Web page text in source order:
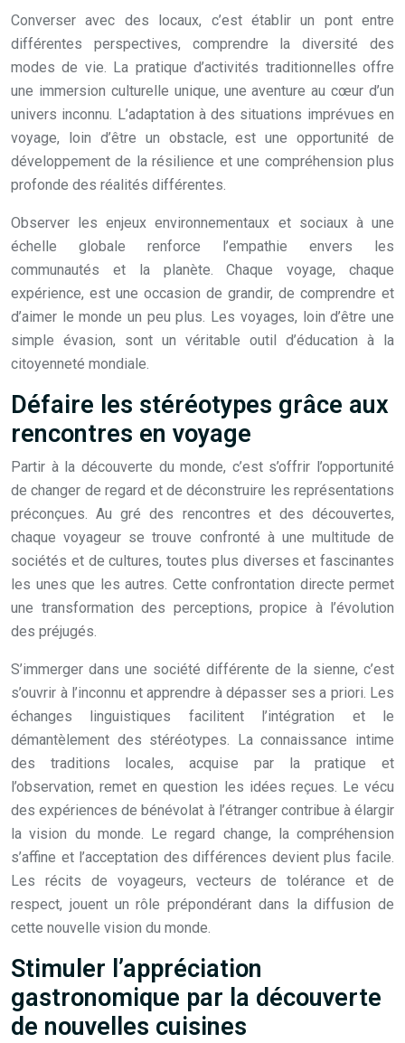
Converser avec des locaux, c’est établir un pont entre
différentes perspectives, comprendre la diversité des
modes de vie. La pratique d’activités traditionnelles offre
une immersion culturelle unique, une aventure au cœur d’un
univers inconnu. L’adaptation à des situations imprévues en
voyage, loin d’être un obstacle, est une opportunité de
développement de la résilience et une compréhension plus
profonde des réalités différentes.
Observer les enjeux environnementaux et sociaux à une
échelle globale renforce l’empathie envers les
communautés et la planète. Chaque voyage, chaque
expérience, est une occasion de grandir, de comprendre et
d’aimer le monde un peu plus. Les voyages, loin d’être une
simple évasion, sont un véritable outil d’éducation à la
citoyenneté mondiale.
Défaire les stéréotypes grâce aux
rencontres en voyage
Partir à la découverte du monde, c’est s’offrir l’opportunité
de changer de regard et de déconstruire les représentations
préconçues. Au gré des rencontres et des découvertes,
chaque voyageur se trouve confronté à une multitude de
sociétés et de cultures, toutes plus diverses et fascinantes
les unes que les autres. Cette confrontation directe permet
une transformation des perceptions, propice à l’évolution
des préjugés.
S’immerger dans une société différente de la sienne, c’est
s’ouvrir à l’inconnu et apprendre à dépasser ses a priori. Les
échanges linguistiques facilitent l’intégration et le
démantèlement des stéréotypes. La connaissance intime
des traditions locales, acquise par la pratique et
l’observation, remet en question les idées reçues. Le vécu
des expériences de bénévolat à l’étranger contribue à élargir
la vision du monde. Le regard change, la compréhension
s’affine et l’acceptation des différences devient plus facile.
Les récits de voyageurs, vecteurs de tolérance et de
respect, jouent un rôle prépondérant dans la diffusion de
cette nouvelle vision du monde.
Stimuler l’appréciation
gastronomique par la découverte
de nouvelles cuisines